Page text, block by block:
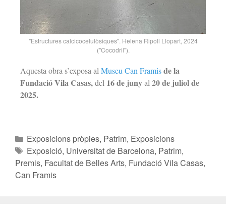
"Estructures calcicocelulòsiques". Helena Ripoll Llopart, 2024
("Cocodril").
Aquesta obra s’exposa al Museu Can Framisde la
Fundació Vila Casas,del 16 de junyal 20 de juliol de
2025.
Exposicions pròpies, Patrim, Exposicions
Exposició, Universitat de Barcelona, Patrim,
Premis, Facultat de Belles Arts, Fundació Vila Casas,
Can Framis